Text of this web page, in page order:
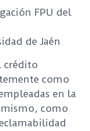
FPU del
de Jaén
crédito
como
en la
como